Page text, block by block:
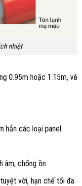
nhiệt
0.95m hoặc 1.15m, và
hẳn các loại panel
âm, chống ồn
vời, hạn chế tối đa